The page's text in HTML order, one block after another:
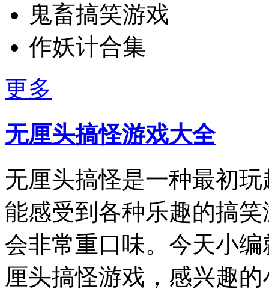
鬼畜搞笑游戏
作妖计合集
更多
无厘头搞怪游戏大全
无厘头搞怪是一种最初
能感受到各种乐趣的搞
会非常重口味。今天小
厘头搞怪游戏，感兴趣